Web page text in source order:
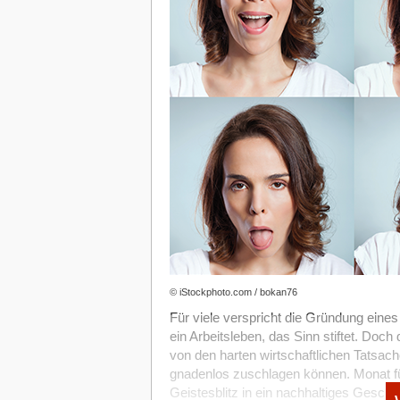
Wie funktioniert die Beantragung?
Der Prozess läuft in zwei Schritten
Förderprogramme.
1. Bescheinigung beim Finanzamt
Zunächst musst du nachweisen, dass
reichst du beim zuständigen
Nürnberg) folgende Unterlagen ein:
Beschreibung des F&E-Vorhabens,
Darlegung der wissenschaftlichen/
Beschreibung deiner
Zeitplan und Budget.
Kalkulationen müssen nicht einreicht
und stellt bei positiver Bewertung eine
2. Zulageantrag beim
© iStockphoto.com / bokan76
Für viele verspricht die Gründung
ein Arbeitsleben, das Sinn stiftet. Doch
von den harten wirtschaftlichen
gnadenlos zuschlagen können. Monat
Geistesblitz in ein nachhaltiges